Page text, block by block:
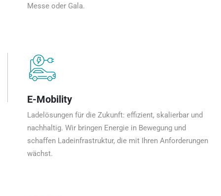
Messe oder Gala.
E-Mobility
Ladelösungen für die Zukunft: effizient, skalierbar und
nachhaltig. Wir bringen Energie in Bewegung und
schaffen Ladeinfrastruktur, die mit Ihren Anforderungen
wächst.